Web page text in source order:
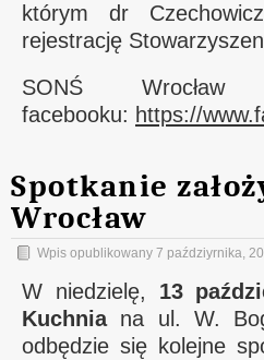
którym dr
rejestrację
SONŚ
facebooku: https://
Spotkanie
Wrocław
Wpis opublikowany 7 paździyrnika,
W niedzielę, 13
Kuchniana ul. W.
odbędzie się kolejne